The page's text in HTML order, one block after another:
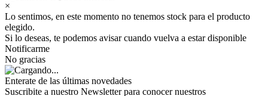
×
Lo sentimos, en este momento no tenemos stock para el producto
elegido.
Si lo deseas, te podemos avisar cuando vuelva a estar disponible
Notificarme
No gracias
Enterate de las últimas novedades
Suscribite a nuestro Newsletter para conocer nuestros